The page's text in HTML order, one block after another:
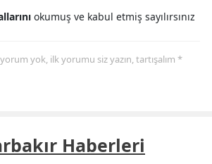
okumuş ve kabul etmiş sayılırsınız
yok, ilk yorumu siz yazın, tartışalım *
Haberleri